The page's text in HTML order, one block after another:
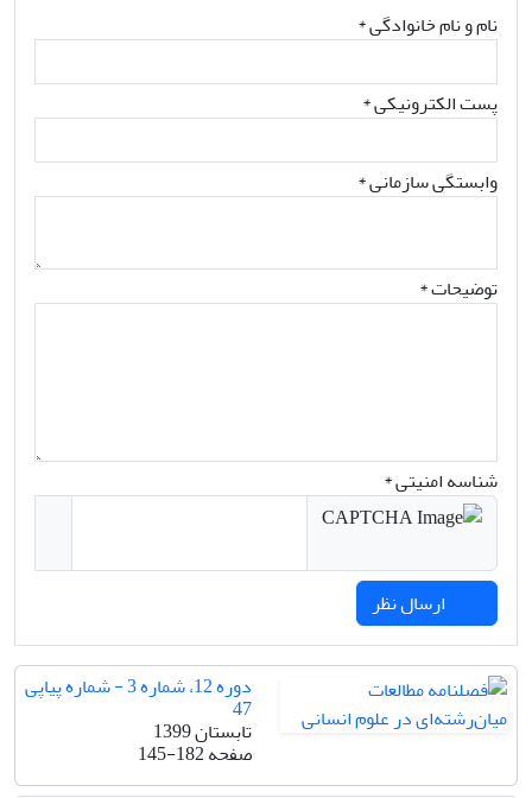
نام و نام خانوادگی*
پست الکترونیکی*
وابستگی سازمانی *
توضیحات *
شناسه امنیتی *
دوره 12، شماره 3 - شماره پیاپی
47
تابستان 1399
صفحه145-182